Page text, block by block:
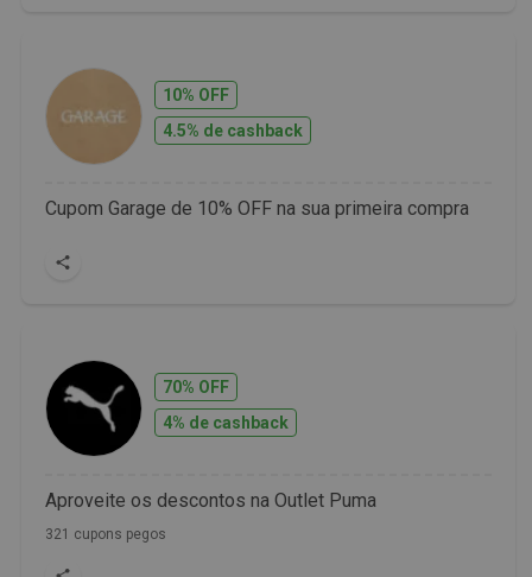
10% OFF
4.5% de cashback
Cupom Garage de 10% OFF na sua primeira compra
70% OFF
4% de cashback
Aproveite os descontos na Outlet Puma
321 cupons pegos